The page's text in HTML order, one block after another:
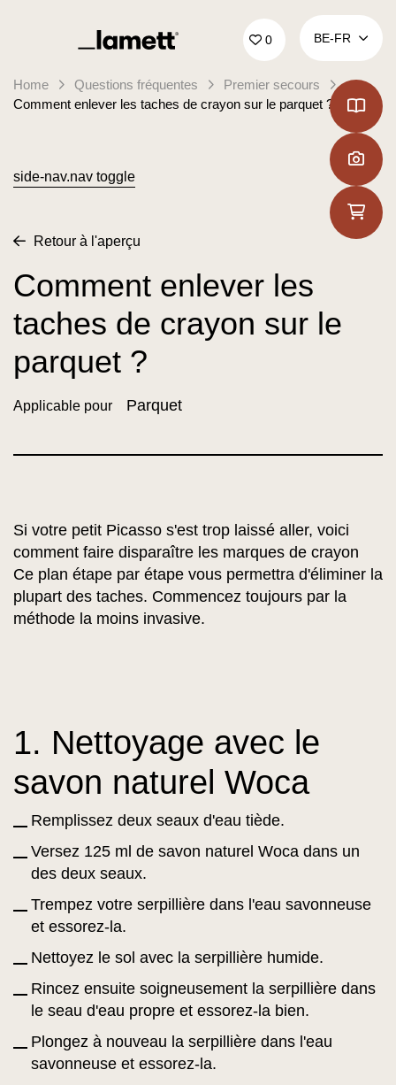
Retour à la page d'accueil 0 BE‑FR
Home Questions fréquentes
Premier secours
Comment enlever les taches de crayon sur le parquet ?
side-nav.nav toggle
Retour à l'aperçu
Comment enlever les
taches de crayon sur le
parquet ?
Applicable pour Parquet
Si votre petit Picasso s'est trop laissé aller, voici
comment faire disparaître les marques de crayon
Ce plan étape par étape vous permettra d'éliminer la
plupart des taches. Commencez toujours par la
méthode la moins invasive.
1. Nettoyage avec le
savon naturel Woca
Remplissez deux seaux d'eau tiède.
Versez 125 ml de savon naturel Woca dans un
des deux seaux.
Trempez votre serpillière dans l'eau savonneuse
et essorez-la.
Nettoyez le sol avec la serpillière humide.
Rincez ensuite soigneusement la serpillière dans
le seau d'eau propre et essorez-la bien.
Plongez à nouveau la serpillière dans l'eau
savonneuse et essorez-la.